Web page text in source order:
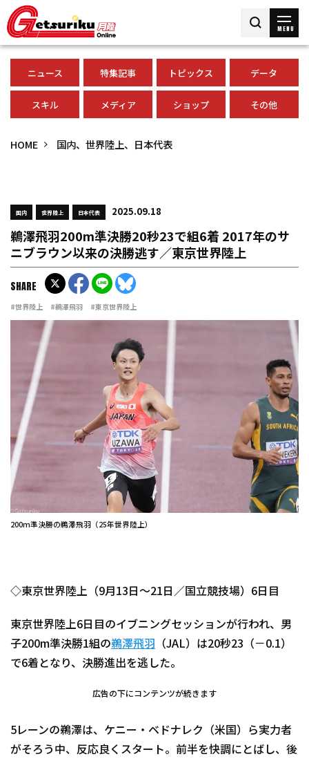
MENU
ニュース 特集記事 トピックス データ
スキル メディア ショップ その他
HOME 国内、世界陸上、日本代表
国内 世界陸上 日本代表 2025.09.18
鵜澤飛羽200m準決勝20秒23で組6着 2017年のサ
ニブラウン以来の決勝逃す／東京世界陸上
#世界陸上 #鵜澤飛羽 #東京世界陸上
SHARE
200m準決勝の鵜澤飛羽（25年世界陸上）
◇東京世界陸上（9月13日～21日／国立競技場）6日目
東京世界陸上6日目のイブニングセッションが行われ、男
子200m準決勝1組の鵜澤飛羽
（JAL）は20秒23（－0.1）
で6着となり、決勝進出を逃した。
広告の下にコンテンツが続きます
5レーンの鵜澤は、ケニー・ベドナレク（米国）ら実力者
がそろう中、反応良くスタート。前半を快調にとばし、後